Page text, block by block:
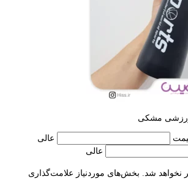
مشکی
عالی
عالی
نخواهد شد.
بخش‌های موردنیاز علامت‌گذاری